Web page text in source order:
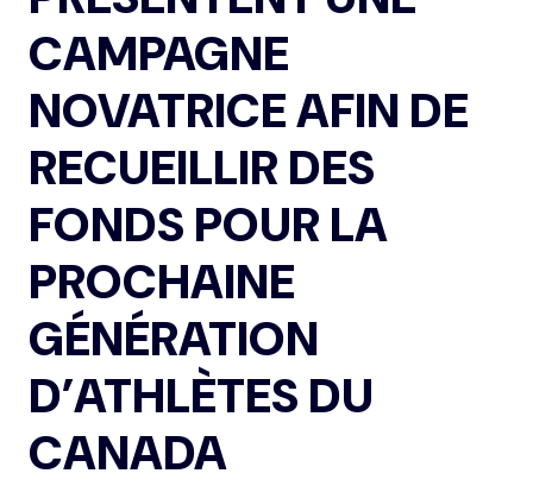
CAMPAGNE
NOVATRICE AFIN DE
RECUEILLIR DES
FONDS POUR LA
PROCHAINE
GÉNÉRATION
D’ATHLÈTES DU
CANADA